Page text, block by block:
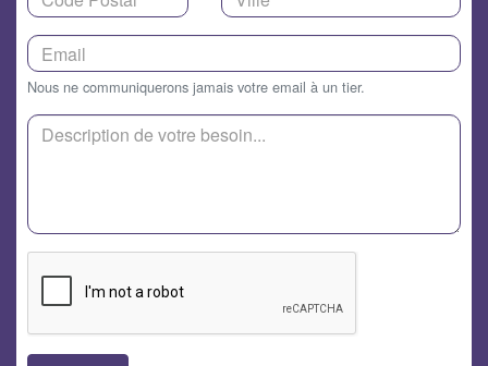
Nous ne communiquerons jamais votre email à un tier.